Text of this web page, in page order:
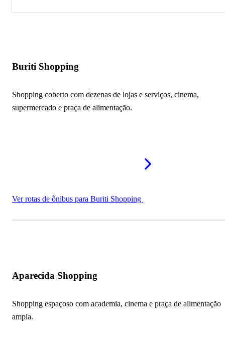
Buriti Shopping
Shopping coberto com dezenas de lojas e serviços, cinema,
supermercado e praça de alimentação.
Ver rotas de ônibus para Buriti Shopping
Aparecida Shopping
Shopping espaçoso com academia, cinema e praça de alimentação
ampla.